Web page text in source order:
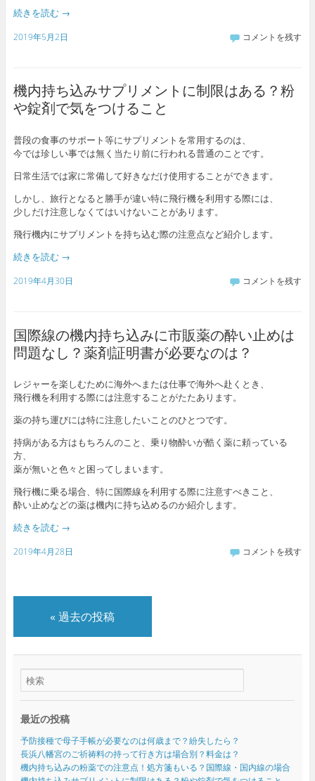
続きを読む →
2019年5月2日 コメントを残す
機内持ち込みサプリメントに制限はある？粉
や錠剤で気をつけること
普段の食事のサポート等にサプリメントを常用するのは、
今では珍しい事では無く当たり前に行われる普通のことです。
日常生活では家に常備して好きなだけ使用することができます。
しかし、旅行となると勝手が違い特に飛行機を利用する際には、
少しだけ注意しなくてはいけないことがあります。
飛行機内にサプリメントを持ち込む際の注意点など紹介します。
続きを読む →
2019年4月30日 コメントを残す
国際線の機内持ち込みに市販薬の酔い止めは
問題なし？薬剤証明書が必要なのは？
レジャーを楽しむために海外へまたは仕事で海外へ赴くとき、
飛行機を利用する際には注意することがたたあります。
薬の持ち運びには特に注意したいことのひとつです。
持病がある方はもちろんのこと、乗り物酔いが酷く薬に頼っている
方、
薬が無いと色々と困ってしまいます。
飛行機に乗る場合、特に国際線を利用する際に注意すべきこと、
酔い止めなどの薬は機内に持ち込めるのか紹介します。
続きを読む →
2019年4月28日 コメントを残す
« 過去の投稿
最近の投稿
予防接種で母子手帳が必要なのは何歳まで？紛失したら？
長浜八幡宮のご祈祷料の持って行き方は場合別？料金は？
機内持ち込みの粉薬での注意点！処方箋もいる？国際線・国内線の場合